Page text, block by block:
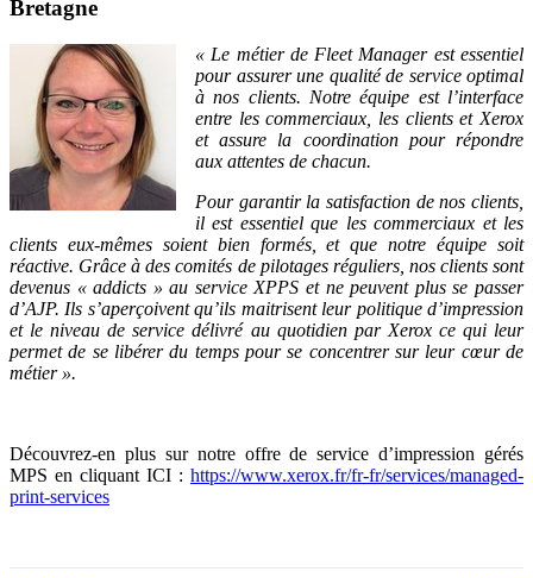
Bretagne
« Le métier de Fleet Manager est essentiel
pour assurer une qualité de service optimal
à nos clients. Notre équipe est l’interface
entre les commerciaux, les clients et Xerox
et assure la coordination pour répondre
aux attentes de chacun.
Pour garantir la satisfaction de nos clients,
il est essentiel que les commerciaux et les
clients eux-mêmes soient bien formés, et que notre équipe soit
réactive. Grâce à des comités de pilotages réguliers, nos clients sont
devenus « addicts » au service XPPS et ne peuvent plus se passer
d’AJP. Ils s’aperçoivent qu’ils maitrisent leur politique d’impression
et le niveau de service délivré au quotidien par Xerox ce qui leur
permet de se libérer du temps pour se concentrer sur leur cœur de
métier ».
Découvrez-en plus sur notre offre de service d’impression gérés
MPS en cliquant ICI : https://www.xerox.fr/fr-fr/services/managed-
print-services